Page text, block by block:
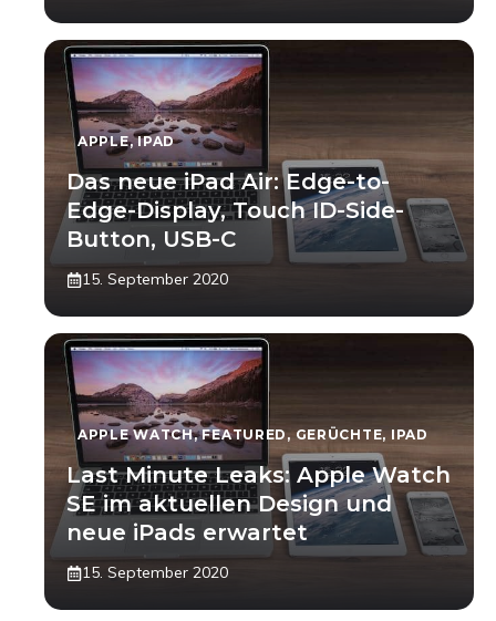
APPLE,IPAD
Das neue iPad Air: Edge-to-
Edge-Display, Touch ID-Side-
Button, USB-C
15. September 2020
APPLE WATCH,FEATURED,GERÜCHTE,IPAD
Last Minute Leaks: Apple Watch
SE im aktuellen Design und
neue iPads erwartet
15. September 2020